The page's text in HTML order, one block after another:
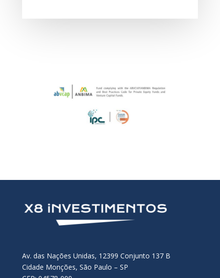
Av. das Nações Unidas, 12399 Conjunto 137 B
Cidade Monções, São Paulo – SP